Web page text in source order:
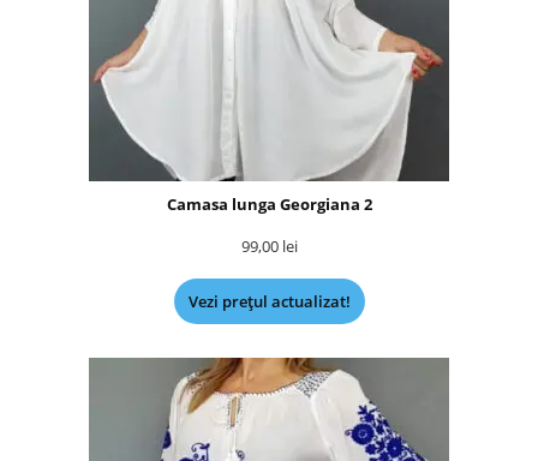
Camasa lunga Georgiana 2
99,00 lei
Vezi prețul actualizat!